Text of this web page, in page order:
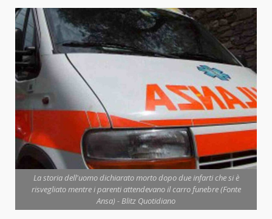
La storia dell'uomo dichiarato morto dopo due infarti che si è
risvegliato mentre i parenti attendevano il carro funebre (Fonte
Ansa) - Blitz Quotidiano